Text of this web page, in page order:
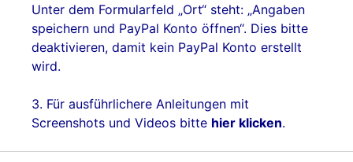
Unter dem Formularfeld „Ort“ steht: „Angaben
speichern und PayPal Konto öffnen“. Dies bitte
deaktivieren, damit kein PayPal Konto erstellt
wird.
3. Für ausführlichere Anleitungen mit
Screenshots und Videos bitte hier klicken.